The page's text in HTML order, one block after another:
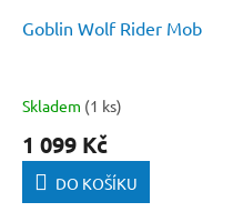
Goblin Wolf Rider Mob
Skladem (1 ks)
1 099 Kč
DO KOŠÍKU